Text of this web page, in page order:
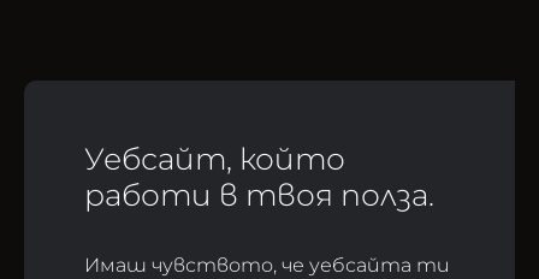
Уебсайт, който
работи в твоя полза.
Имаш чувството, че уебсайта ти